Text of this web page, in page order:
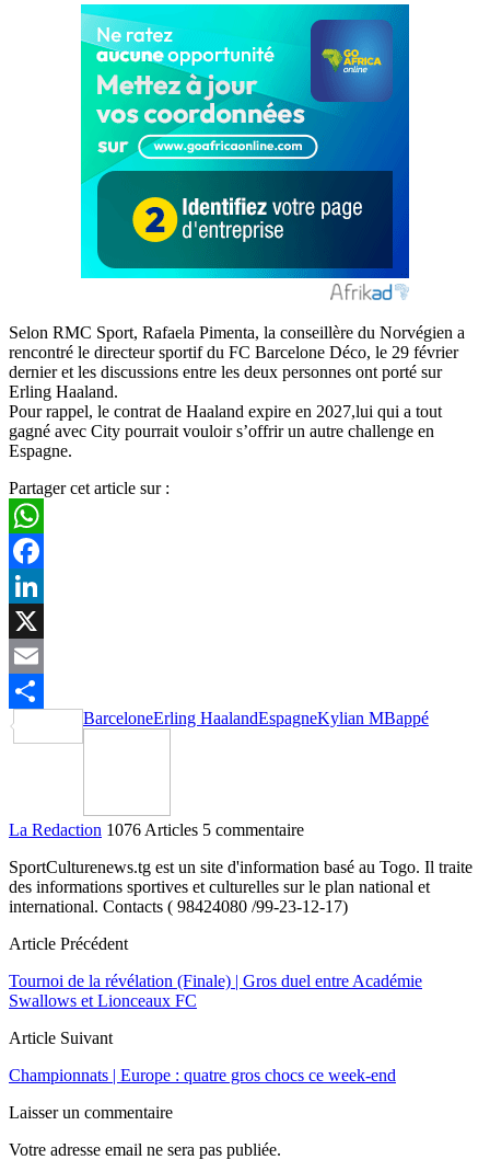
Selon RMC Sport, Rafaela Pimenta, la conseillère du Norvégien a
rencontré le directeur sportif du FC Barcelone Déco, le 29 février
dernier et les discussions entre les deux personnes ont porté sur
Erling Haaland.
Pour rappel, le contrat de Haaland expire en 2027,lui qui a tout
gagné avec City pourrait vouloir s’offrir un autre challenge en
Espagne.
Partager cet article sur :
WhatsApp
Facebook
LinkedIn
X
Email
Partager
BarceloneErling HaalandEspagneKylian MBappé
La Redaction 1076 Articles 5 commentaire
SportCulturenews.tg est un site d'information basé au Togo. Il traite
des informations sportives et culturelles sur le plan national et
international. Contacts ( 98424080 /99-23-12-17)
Article Précédent
Tournoi de la révélation (Finale) | Gros duel entre Académie
Swallows et Lionceaux FC
Article Suivant
Championnats | Europe : quatre gros chocs ce week-end
Laisser un commentaire
Votre adresse email ne sera pas publiée.